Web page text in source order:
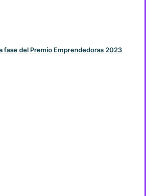
fase del Premio Emprendedoras 2023